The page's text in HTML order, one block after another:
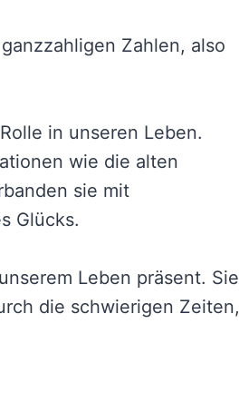
Zahlen, also
in unseren Leben.
wie die alten
sie mit
Glücks.
Leben präsent. Sie
die schwierigen Zeiten,